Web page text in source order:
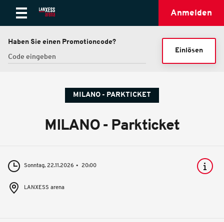
Anmelden
Haben Sie einen Promotioncode?
Einlösen
MILANO - PARKTICKET
MILANO - Parkticket
Sonntag, 22.11.2026 20:00
LANXESS arena